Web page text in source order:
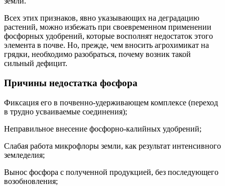
Всех этих признаков, явно указывающих на деградацию
растений, можно избежать при своевременном применении
фосфорных удобрений, которые восполнят недостаток этого
элемента в почве. Но, прежде, чем вносить агрохимикат на
грядки, необходимо разобраться, почему возник такой
сильный дефицит.
Причины недостатка фосфора
Фиксация его в почвенно-удерживающем комплексе (переход
в трудно усваиваемые соединения);
Неправильное внесение фосфорно-калийных удобрений;
Слабая работа микрофлоры земли, как результат интенсивного
земледелия;
Вынос фосфора с полученной продукцией, без последующего
возобновления;